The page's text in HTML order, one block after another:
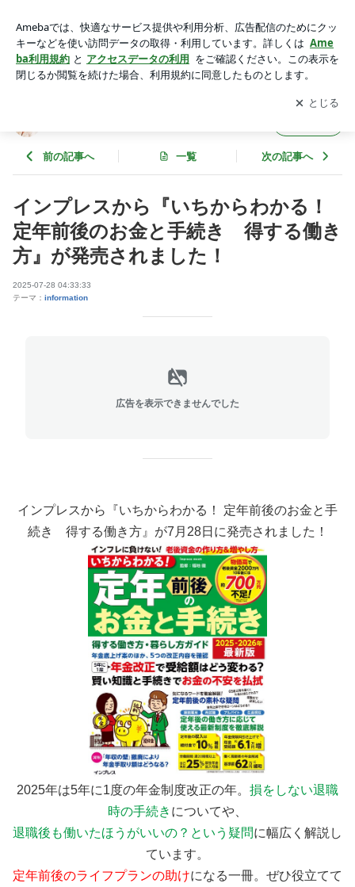
き 得する働き方』が発売されました！ | 酒井富士子のお得！
な節約エッセイ
アプリをダウンロードして ブログの更新通知
を受け取りまし
ょう。
開く
前の記事へ 一覧 次の記事へ
インプレスから『いちからわかる！
定年前後のお金と手続き 得する働き
方』が発売されました！
2025-07-28 04:33:33
テーマ： information
広告を表示できませんでした
インプレスから『いちからわかる！ 定年前後のお金と手
続き 得する働き方』が7月28日に発売されました！
2025年は5年に1度の年金制度改正の年。 損をしない退職
時の手続き についてや、
退職後も働いたほうがいいの？という疑問に幅広く解説し
ています。
定年前後のライフプランの助けになる一冊。ぜひ役立てて